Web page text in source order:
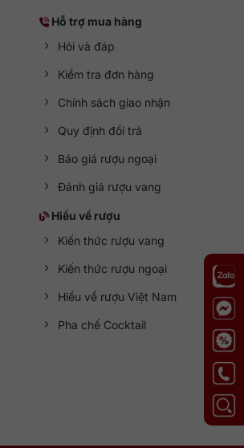
Hỗ trợ mua hàng
Hỏi và đáp
Kiểm tra đơn hàng
Chính sách giao nhận
Quy định đổi trả
Báo giá rượu ngoại
Đánh giá rượu vang
Hiểu về rượu
Kiến thức rượu vang
Kiến thức rượu ngoại
Hiểu về rượu Việt Nam
Pha chế Cocktail